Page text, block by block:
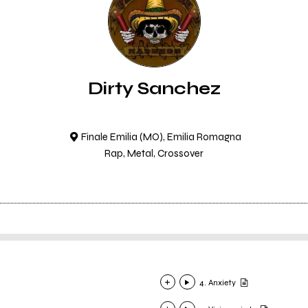
Dirty Sanchez
Finale Emilia (MO), Emilia Romagna
Rap, Metal, Crossover
4. Anxiety